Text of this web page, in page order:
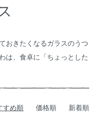
おきたくなるガラスのうつ
は、食卓に「ちょっとした
すめ順 価格順 新着順